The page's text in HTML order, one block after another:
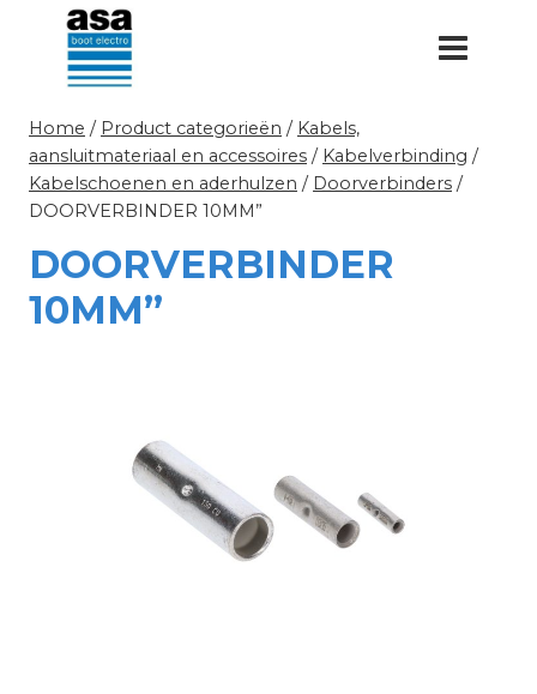
Doorgaan
inhoud
Home / Product categorieën / Kabels,
aansluitmateriaal en accessoires / Kabelverbinding /
Kabelschoenen en aderhulzen / Doorverbinders /
DOORVERBINDER 10MM”
DOORVERBINDER
10MM”